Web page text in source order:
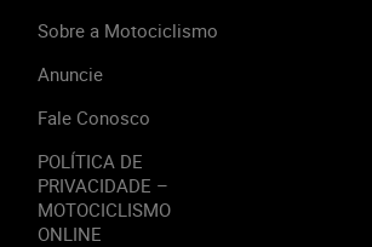
Sobre a Motociclismo
Anuncie
Fale Conosco
POLÍTICA DE
PRIVACIDADE –
MOTOCICLISMO
ONLINE